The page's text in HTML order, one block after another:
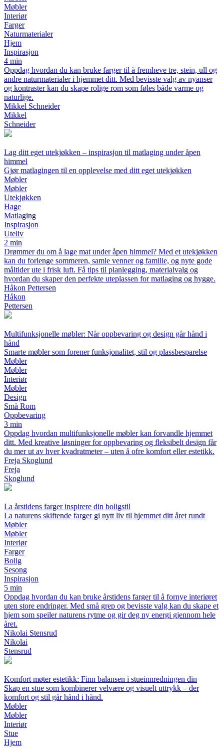
Møbler
Interiør
Farger
Naturmaterialer
Hjem
Inspirasjon
4 min
Oppdag hvordan du kan bruke farger til å fremheve tre, stein, ull og
andre naturmaterialer i hjemmet ditt. Med bevisste valg av nyanser
og kontraster kan du skape rolige rom som føles både varme og
naturlige.
Mikkel Schneider
Mikkel
Schneider
Lag ditt eget utekjøkken – inspirasjon til matlaging under åpen
himmel
Gjør matlagingen til en opplevelse med ditt eget utekjøkken
Møbler
Møbler
Utekjøkken
Hage
Matlaging
Inspirasjon
Uteliv
2 min
Drømmer du om å lage mat under åpen himmel? Med et utekjøkken
kan du forlenge sommeren, samle venner og familie, og nyte gode
måltider ute i frisk luft. Få tips til planlegging, materialvalg og
hvordan du skaper den perfekte uteplassen for matlaging og hygge.
Håkon Pettersen
Håkon
Pettersen
Multifunksjonelle møbler: Når oppbevaring og design går hånd i
hånd
Smarte møbler som forener funksjonalitet, stil og plassbesparelse
Møbler
Møbler
Interiør
Møbler
Design
Små Rom
Oppbevaring
3 min
Oppdag hvordan multifunksjonelle møbler kan forvandle hjemmet
ditt. Med kreative løsninger for oppbevaring og fleksibelt design får
du mer ut av hver kvadratmeter – uten å ofre komfort eller estetikk.
Freja Skoglund
Freja
Skoglund
La årstidens farger inspirere din boligstil
La naturens skiftende farger gi nytt liv til hjemmet ditt året rundt
Møbler
Møbler
Interiør
Farger
Bolig
Sesong
Inspirasjon
5 min
Oppdag hvordan du kan bruke årstidens farger til å fornye interiøret
uten store endringer. Med små grep og bevisste valg kan du skape et
hjem som speiler naturens rytme og gir deg ny energi gjennom hele
året.
Nikolai Stensrud
Nikolai
Stensrud
Komfort møter estetikk: Finn balansen i stueinnredningen din
Skap en stue som kombinerer velvære og visuelt uttrykk – der
komfort og stil går hånd i hånd.
Møbler
Møbler
Interiør
Stue
Hjem